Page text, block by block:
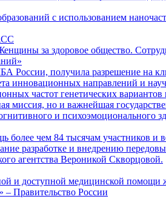
с использованием
за здоровое общество.
России, получила разрешение на
инновационных направлений и
частот генетических вариантов
миссия, но и важнейшая
и психоэмоционального
чем 84 тысячам участников и
разработке и внедрению
агентства Вероникой Скворцовой.
и доступной медицинской помощи
Правительство России